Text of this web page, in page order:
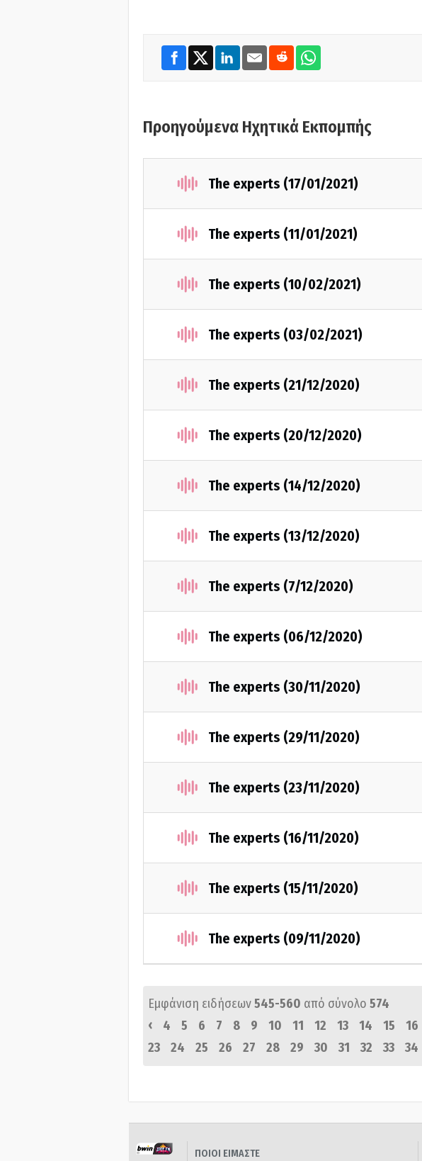
Προηγούμενα Ηχητικά Εκπομπής
The experts (17/01/2021)
The experts (11/01/2021)
The experts (10/02/2021)
The experts (03/02/2021)
The experts (21/12/2020)
The experts (20/12/2020)
The experts (14/12/2020)
The experts (13/12/2020)
The experts (7/12/2020)
The experts (06/12/2020)
The experts (30/11/2020)
The experts (29/11/2020)
The experts (23/11/2020)
The experts (16/11/2020)
The experts (15/11/2020)
The experts (09/11/2020)
Εμφάνιση ειδήσεων545-560 από σύνολο 574
‹
4 5 6 7 8 9 10 11 12 13 14 15 16
23
24 25 26 27 28 29 30 31 32 33 34
ΠΟΙΟΙ ΕΙΜΑΣΤΕ